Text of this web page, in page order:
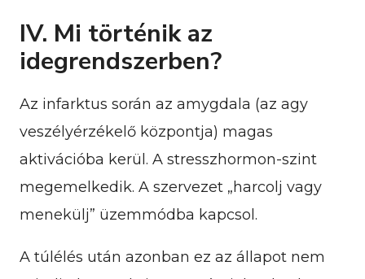
IV. Mi történik az
idegrendszerben?
Az infarktus során az amygdala (az agy
veszélyérzékelő központja) magas
aktivációba kerül. A stresszhormon-szint
megemelkedik. A szervezet „harcolj vagy
menekülj” üzemmódba kapcsol.
A túlélés után azonban ez az állapot nem